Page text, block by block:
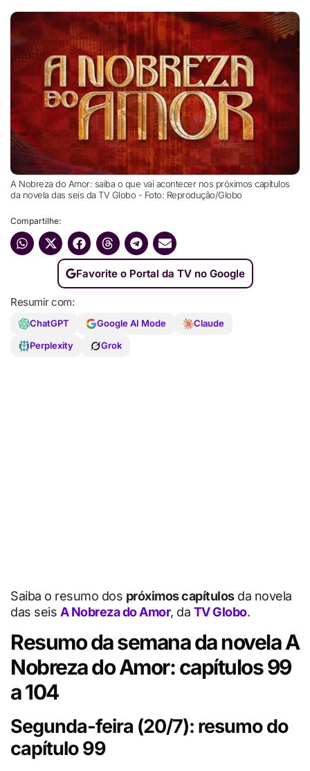
A Nobreza do Amor: saiba o que vai acontecer nos próximos capítulos
da novela das seis da TV Globo - Foto: Reprodução/Globo
Compartilhe:
Favorite o Portal da TV no Google
Resumir com:
ChatGPT Google AI Mode
Claude
Perplexity
Grok
Saiba o resumo dos próximos capítulosda novela
das seis A Nobreza do Amor, da TV Globo.
Resumo da semana da novela A
Nobreza do Amor: capítulos 99
a 104
Segunda-feira (20/7): resumo do
capítulo 99